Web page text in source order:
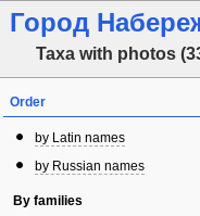
Город
Taxa with photos
Order
by Latin names
by Russian names
By families